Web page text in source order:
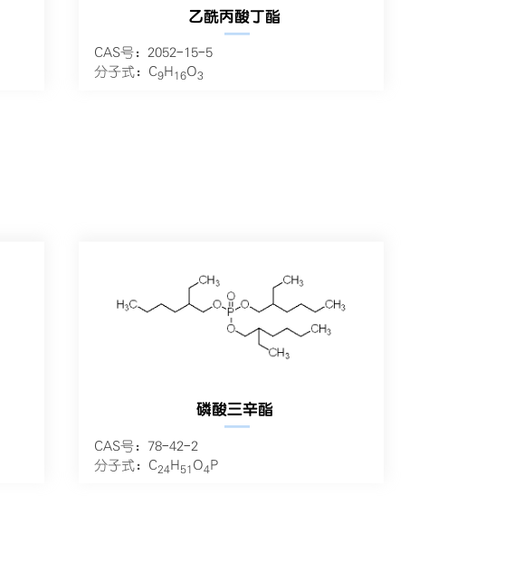
乙酰丙酸丁酯
—
CAS号：2052-15-5
分子式：C9H 16O3
磷酸三辛酯
—
CAS号：78-42-2
分子式：C24H 51 O4P